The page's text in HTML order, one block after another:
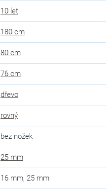
10 let
180 cm
80 cm
76 cm
dřevo
rovný
bez nožek
25 mm
16 mm, 25 mm